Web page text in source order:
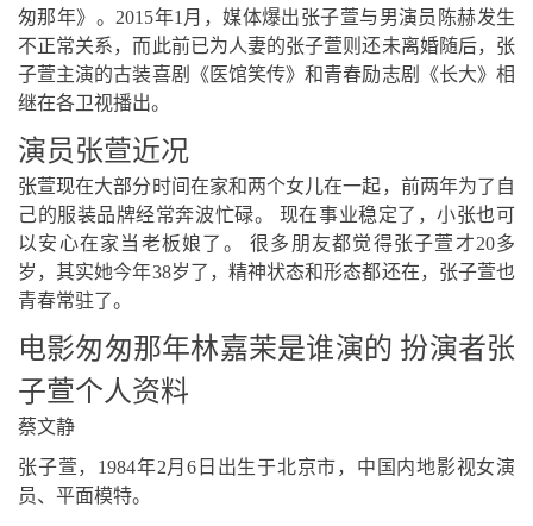
匆那年》。2015年1月，媒体爆出张子萱与男演员陈赫发生
不正常关系，而此前已为人妻的张子萱则还未离婚随后，张
子萱主演的古装喜剧《医馆笑传》和青春励志剧《长大》相
继在各卫视播出。
演员张萱近况
张萱现在大部分时间在家和两个女儿在一起，前两年为了自
己的服装品牌经常奔波忙碌。 现在事业稳定了，小张也可
以安心在家当老板娘了。 很多朋友都觉得张子萱才20多
岁，其实她今年38岁了，精神状态和形态都还在，张子萱也
青春常驻了。
电影匆匆那年林嘉茉是谁演的 扮演者张
子萱个人资料
蔡文静
张子萱，1984年2月6日出生于北京市，中国内地影视女演
员、平面模特。